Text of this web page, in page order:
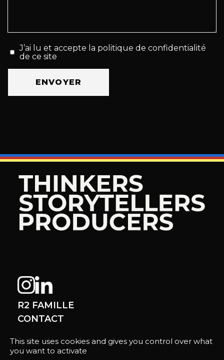
J’ai lu et accepte la politique de confidentialité
de ce site
R2 FAMILLE
CONTACT
This site uses cookies and gives you control over what
you want to activate